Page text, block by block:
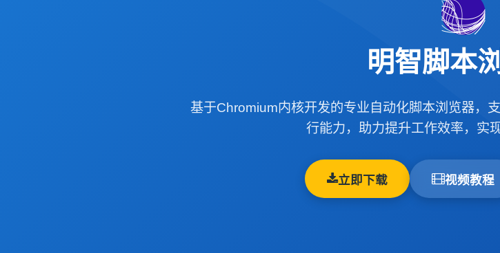
明智脚本
基于Chromium内核开发的专业自动化脚本浏览器，
行能力，助力提升工作效率，实
立即下载 视频教程